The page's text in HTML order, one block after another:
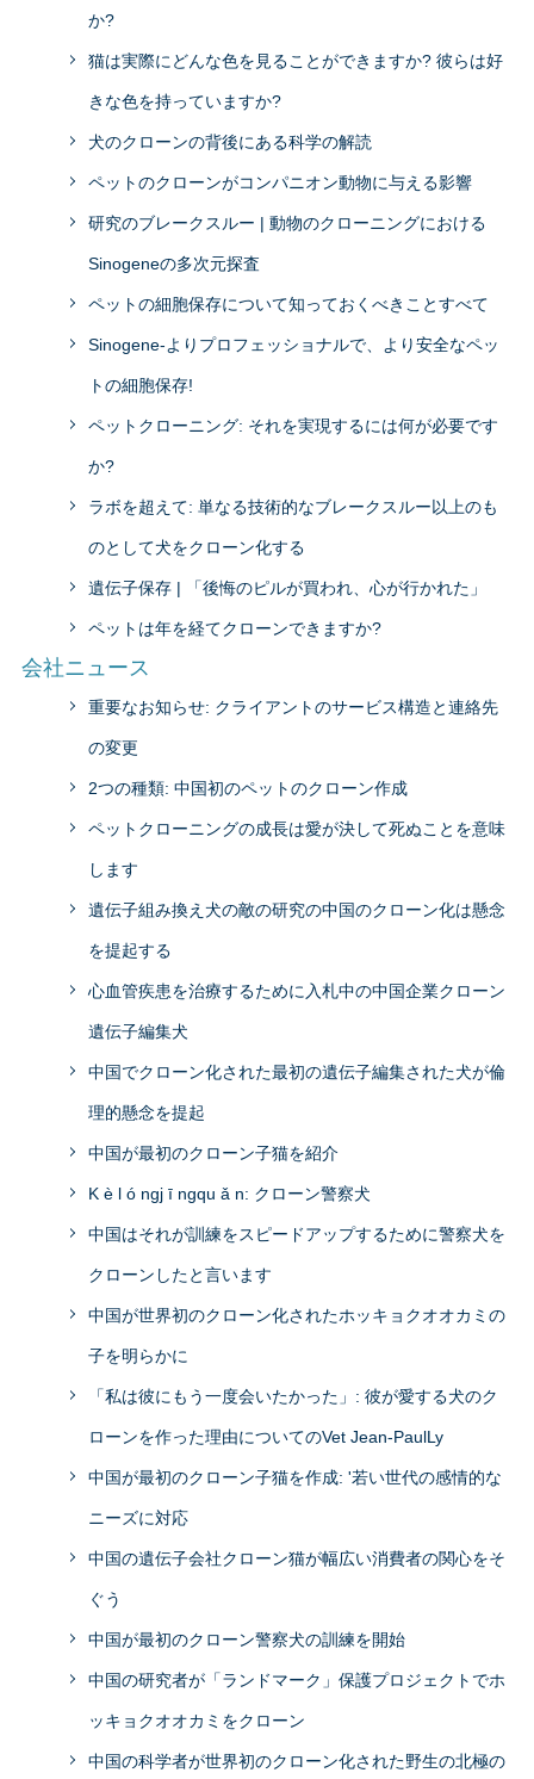
か?
猫は実際にどんな色を見ることができますか? 彼らは好
きな色を持っていますか?
犬のクローンの背後にある科学の解読
ペットのクローンがコンパニオン動物に与える影響
研究のブレークスルー | 動物のクローニングにおける
Sinogeneの多次元探査
ペットの細胞保存について知っておくべきことすべて
Sinogene-よりプロフェッショナルで、より安全なペッ
トの細胞保存!
ペットクローニング: それを実現するには何が必要です
か?
ラボを超えて: 単なる技術的なブレークスルー以上のも
のとして犬をクローン化する
遺伝子保存 | 「後悔のピルが買われ、心が行かれた」
ペットは年を経てクローンできますか?
会社ニュース
重要なお知らせ: クライアントのサービス構造と連絡先
の変更
2つの種類: 中国初のペットのクローン作成
ペットクローニングの成長は愛が決して死ぬことを意味
します
遺伝子組み換え犬の敵の研究の中国のクローン化は懸念
を提起する
心血管疾患を治療するために入札中の中国企業クローン
遺伝子編集犬
中国でクローン化された最初の遺伝子編集された犬が倫
理的懸念を提起
中国が最初のクローン子猫を紹介
K è l ó ngj ī ngqu ǎ n: クローン警察犬
中国はそれが訓練をスピードアップするために警察犬を
クローンしたと言います
中国が世界初のクローン化されたホッキョクオオカミの
子を明らかに
「私は彼にもう一度会いたかった」: 彼が愛する犬のク
ローンを作った理由についてのVet Jean-PaulLy
中国が最初のクローン子猫を作成: '若い世代の感情的な
ニーズに対応
中国の遺伝子会社クローン猫が幅広い消費者の関心をそ
ぐう
中国が最初のクローン警察犬の訓練を開始
中国の研究者が「ランドマーク」保護プロジェクトでホ
ッキョクオオカミをクローン
中国の科学者が世界初のクローン化された野生の北極の